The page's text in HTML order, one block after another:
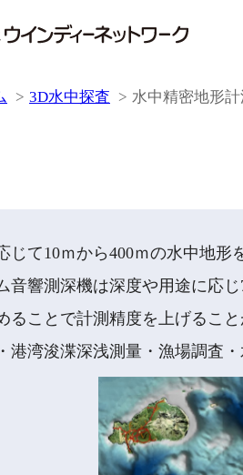
3D水中探査 水中精密地形計
じて10ｍから400ｍの水中地
音響測深機は深度や用途に応
ることで計測精度を上げるこ
港湾浚渫深浅測量・漁場調査